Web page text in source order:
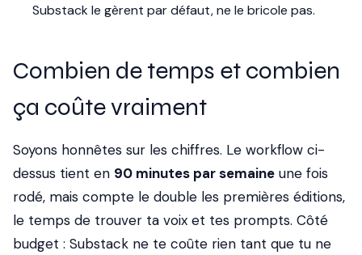
Substack le gèrent par défaut, ne le bricole pas.
Combien de temps et combien
ça coûte vraiment
Soyons honnêtes sur les chiffres. Le workflow ci-
dessus tient en 90 minutes par semaine une fois
rodé, mais compte le double les premières éditions,
le temps de trouver ta voix et tes prompts. Côté
budget : Substack ne te coûte rien tant que tu ne